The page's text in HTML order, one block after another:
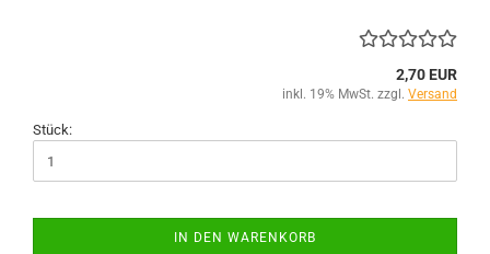
2,70 EUR
inkl. 19% MwSt. zzgl. Versand
Stück:
IN DEN WARENKORB